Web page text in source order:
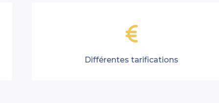
Différentes tarifications